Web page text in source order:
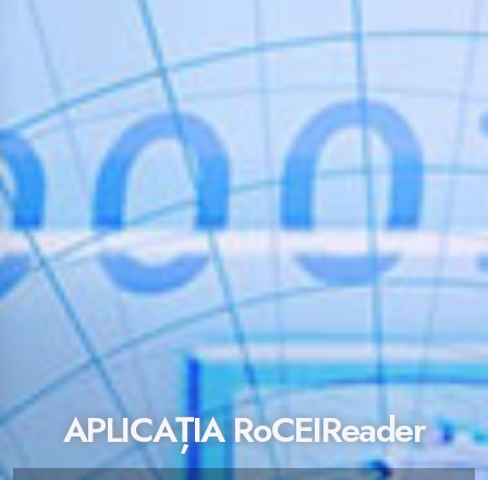
APLICAȚIA RoCEIReader